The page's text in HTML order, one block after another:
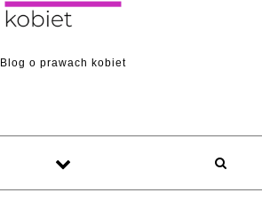
Blog o prawach kobiet